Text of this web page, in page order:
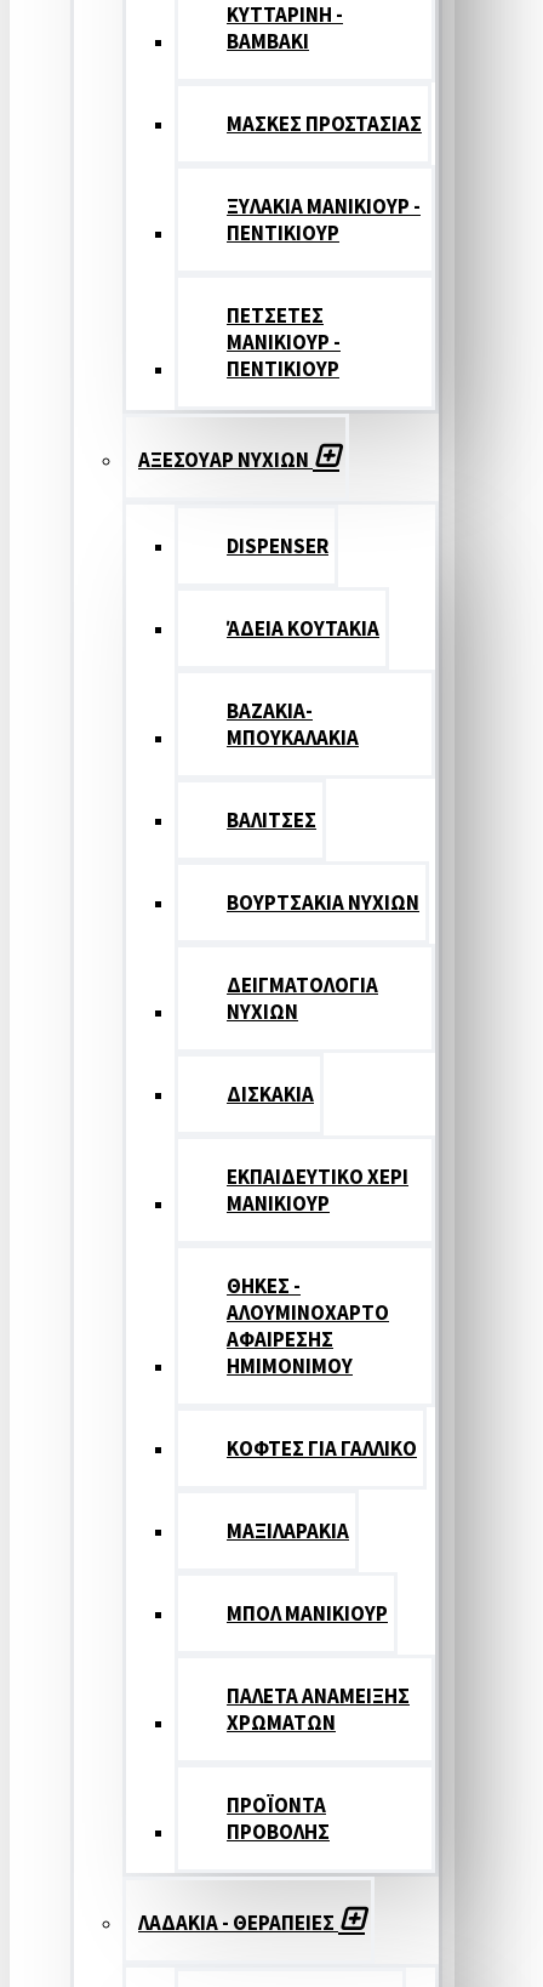
ΚΥΤΤΑΡΙΝΗ -
ΒΑΜΒΑΚΙ
ΜΑΣΚΕΣ ΠΡΟΣΤΑΣΙΑΣ
ΞΥΛΑΚΙΑ ΜΑΝΙΚΙΟΥΡ -
ΠΕΝΤΙΚΙΟΥΡ
ΠΕΤΣΕΤΕΣ
ΜΑΝΙΚΙΟΥΡ -
ΠΕΝΤΙΚΙΟΥΡ
ΑΞΕΣΟΥΑΡ ΝΥΧΙΩΝ
DISPENSER
ΆΔΕΙΑ ΚΟΥΤΑΚΙΑ
ΒΑΖΑΚΙΑ-
ΜΠΟΥΚΑΛΑΚΙΑ
ΒΑΛΙΤΣΕΣ
ΒΟΥΡΤΣΑΚΙΑ ΝΥΧΙΩΝ
ΔΕΙΓΜΑΤΟΛΟΓΙΑ
ΝΥΧΙΩΝ
ΔΙΣΚΑΚΙΑ
ΕΚΠΑΙΔΕΥΤΙΚΟ ΧΕΡΙ
ΜΑΝΙΚΙΟΥΡ
ΘΗΚΕΣ -
ΑΛΟΥΜΙΝΟΧΑΡΤΟ
ΑΦΑΙΡΕΣΗΣ
ΗΜΙΜΟΝΙΜΟΥ
ΚΟΦΤΕΣ ΓΙΑ ΓΑΛΛΙΚΟ
ΜΑΞΙΛΑΡΑΚΙΑ
ΜΠΟΛ ΜΑΝΙΚΙΟΥΡ
ΠΑΛΕΤΑ ΑΝΑΜΕΙΞΗΣ
ΧΡΩΜΑΤΩΝ
ΠΡΟΪΟΝΤΑ
ΠΡΟΒΟΛΗΣ
ΛΑΔΑΚΙΑ - ΘΕΡΑΠΕΙΕΣ